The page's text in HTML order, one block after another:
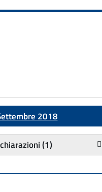
2018
(1)